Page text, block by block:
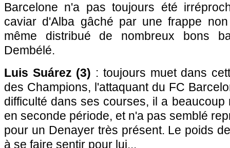
Barcelone n'a pas toujours été
caviar d'Alba gâché par une frappe
même distribué de nombreux bons
Dembélé.
Luis Suárez (3) : toujours muet dans
des Champions, l'attaquant du FC
difficulté dans ses courses, il a beaucoup
en seconde période, et n'a pas semblé
pour un Denayer très présent. Le poids
à se faire sentir pour lui...